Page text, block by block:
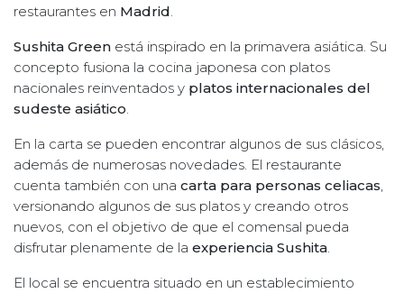
restaurantes en Madrid
Sushita Green está inspirado en la primavera asiática. Su
concepto fusiona la cocina japonesa con platos
nacionales reinventados y platos internacionales del
sudeste asiático
En la carta se pueden encontrar algunos de sus clásicos,
además de numerosas novedades. El restaurante
cuenta también con una carta para personas celiacas
versionando algunos de sus platos y creando otros
nuevos, con el objetivo de que el comensal pueda
disfrutar plenamente de la experiencia Sushita
El local se encuentra situado en un establecimiento